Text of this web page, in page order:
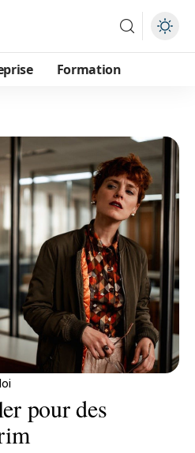
Formation
pour des